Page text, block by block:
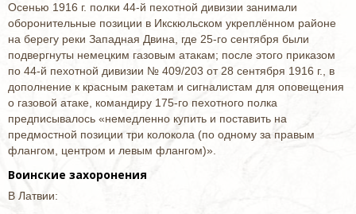
Осенью 1916 г. полки 44-й пехотной дивизии занимали
оборонительные позиции в Икскюльском укреплённом районе
на берегу реки Западная Двина, где 25-го сентября были
подвергнуты немецким газовым атакам; после этого приказом
по 44-й пехотной дивизии № 409/203 от 28 сентября 1916 г., в
дополнение к красным ракетам и сигналистам для оповещения
о газовой атаке, командиру 175-го пехотного полка
предписывалось «немедленно купить и поставить на
предмостной позиции три колокола (по одному за правым
флангом, центром и левым флангом)».
Воинские захоронения
В Латвии: